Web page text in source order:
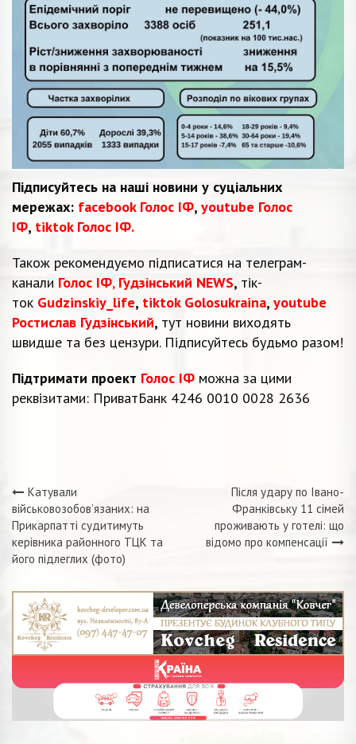
Підписуйтесь на наші новини у суціальних
мережах: facebook Голос ІФ, youtube Голос
ІФ, tiktok Голос ІФ.
Також рекомендуємо підписатися на телеграм-
канали Голос ІФ, Гудзінський NEWS, тік-
ток Gudzinskiy_life, tiktok Golosukraina, youtube
Ростислав Гудзінський, тут новини виходять
швидше та без цензури. Підписуйтесь будьмо разом!
Підтримати проект Голос ІФ можна за цими
реквізитами: ПриватБанк 4246 0010 0028 2636
Навігація
записів
Катували
військовозобов’язаних: на
Прикарпатті судитимуть
керівника районного ТЦК та
його підлеглих (фото)
Після удару по Івано-
Франківську 11 сімей
проживають у готелі: що
відомо про компенсації